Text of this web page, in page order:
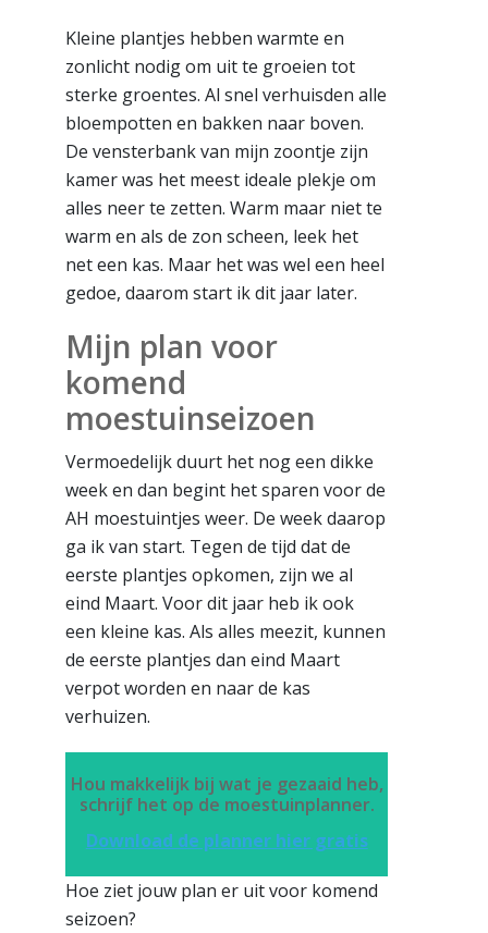
Kleine plantjes hebben warmte en
zonlicht nodig om uit te groeien tot
sterke groentes. Al snel verhuisden alle
bloempotten en bakken naar boven.
De vensterbank van mijn zoontje zijn
kamer was het meest ideale plekje om
alles neer te zetten. Warm maar niet te
warm en als de zon scheen, leek het
net een kas. Maar het was wel een heel
gedoe, daarom start ik dit jaar later.
Mijn plan voor
komend
moestuinseizoen
Vermoedelijk duurt het nog een dikke
week en dan begint het sparen voor de
AH moestuintjes weer. De week daarop
ga ik van start. Tegen de tijd dat de
eerste plantjes opkomen, zijn we al
eind Maart. Voor dit jaar heb ik ook
een kleine kas. Als alles meezit, kunnen
de eerste plantjes dan eind Maart
verpot worden en naar de kas
verhuizen.
Hou makkelijk bij wat je gezaaid heb,
schrijf het op de moestuinplanner.
Download de planner hier gratis
Hoe ziet jouw plan er uit voor komend
seizoen?